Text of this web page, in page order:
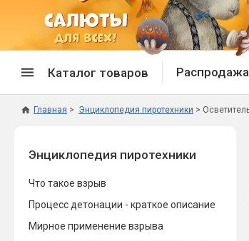
Каталог товаров
Распродажа фейерверков
Распродажа бенгальских огней
Новинки 2025/26
Распродажа
Главная Энциклопедия пиротехники
Энциклопедия пиротехники
Что такое взрыв
Процесс детонации - краткое описание
Мирное применение взрыва